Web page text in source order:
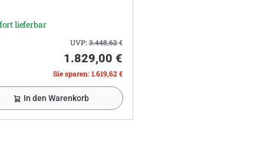
lieferbar
UVP:3.448,62€
1.829,00 €
Sie sparen: 1.619,62 €
In den Warenkorb